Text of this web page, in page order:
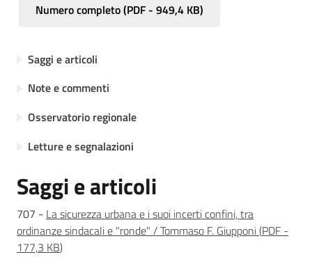
Regione
Romagna
Servizi
Leggi Atti Bandi
Numero completo(PDF - 949,4 KB)
Saggi e articoli
Note e commenti
Osservatorio regionale
Letture e segnalazioni
Saggi e articoli
707 - La sicurezza urbana e i suoi incerti confini, tra
ordinanze sindacali e "ronde" / Tommaso F. Giupponi(PDF -
177,3 KB)